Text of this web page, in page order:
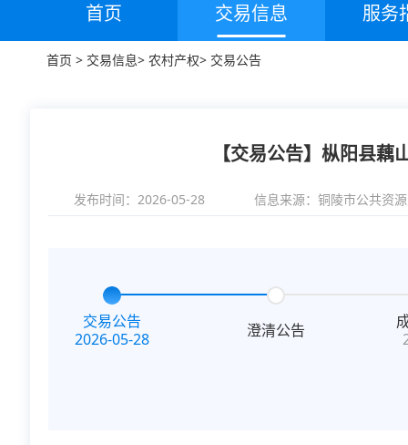
首页 交易信息 服务
首页 > 交易信息> 农村产权> 交易公告
【交易公告】枞阳县
发布时间：2026-05-28 信息来源： 铜陵市公共资
交易公告
2026-05-28
澄清公告